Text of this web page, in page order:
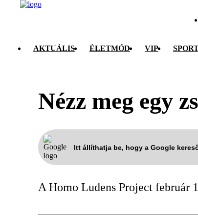
AKTUÁLIS ÉLETMÓD VIP
Nézz meg egy
Itt állíthatja be, hogy a Google
A Homo Ludens Project február